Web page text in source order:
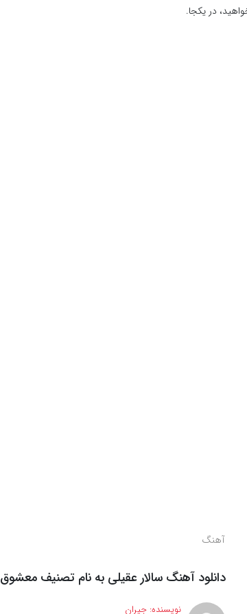
در یکجا.
آهنگ
دانلود آهنگ سالار عقیلی به نام تصنیف معشوق
نویسنده: جیران